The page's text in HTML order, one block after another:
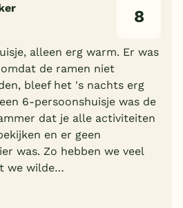
8
alleen erg warm. Er was
de ramen niet
bleef het 's nachts erg
6-persoonshuisje was de
dat je alle activiteiten
en er geen
was. Zo hebben we veel
we wilde…